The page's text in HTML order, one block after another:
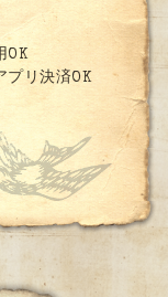
OK
プリ決済OK